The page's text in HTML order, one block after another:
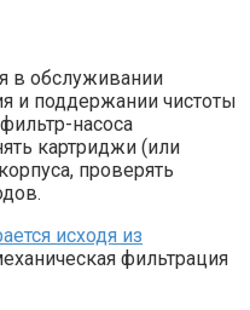
в обслуживании
и поддержании чистоты
насоса
картриджи (или
проверять
исходя из
фильтрация